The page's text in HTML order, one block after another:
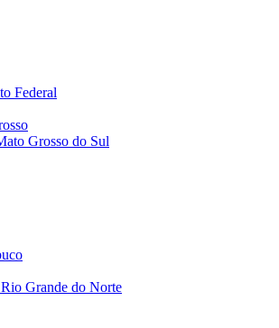
Federal
Grosso do Sul
Rio Grande do Norte